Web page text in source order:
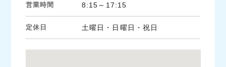
営業時間 8:15～17:15
定休日 土曜日・日曜日・祝日